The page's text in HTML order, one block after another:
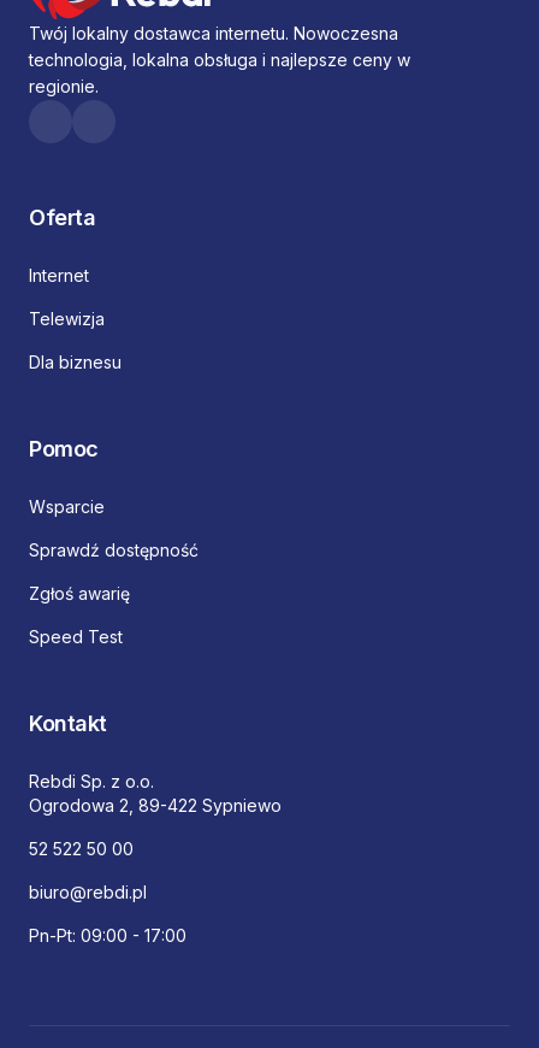
Twój lokalny dostawca internetu. Nowoczesna
technologia, lokalna obsługa i najlepsze ceny w
regionie.
Oferta
Internet
Telewizja
Dla biznesu
Pomoc
Wsparcie
Sprawdź dostępność
Zgłoś awarię
Speed Test
Kontakt
Rebdi Sp. z o.o.
Ogrodowa 2, 89-422 Sypniewo
52 522 50 00
biuro@rebdi.pl
Pn-Pt: 09:00 - 17:00